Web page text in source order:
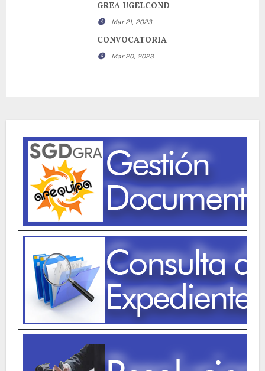
GREA-UGELCOND
Mar 21, 2023
CONVOCATORIA
Mar 20, 2023